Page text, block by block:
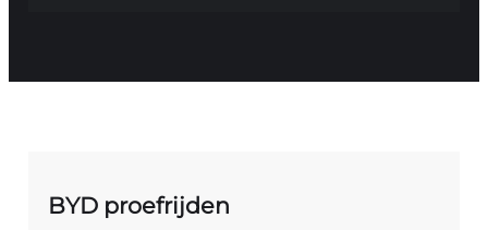
BYD proefrijden